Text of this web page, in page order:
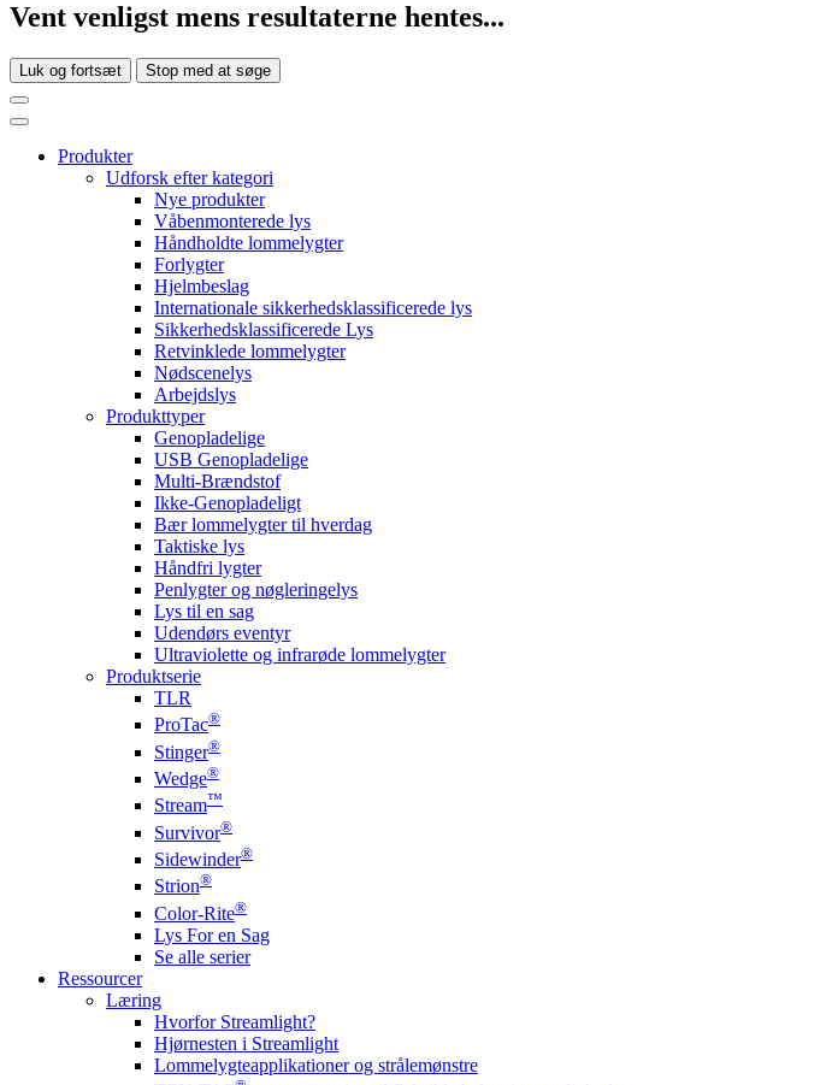
Vent venligst mens resultaterne hentes...
Luk og fortsæt Stop med at søge
Produkter
Udforsk efter kategori
Nye produkter
Våbenmonterede lys
Håndholdte lommelygter
Forlygter
Hjelmbeslag
Internationale sikkerhedsklassificerede lys
Sikkerhedsklassificerede Lys
Retvinklede lommelygter
Nødscenelys
Arbejdslys
Produkttyper
Genopladelige
USB Genopladelige
Multi-Brændstof
Ikke-Genopladeligt
Bær lommelygter til hverdag
Taktiske lys
Håndfri lygter
Penlygter og nøgleringelys
Lys til en sag
Udendørs eventyr
Ultraviolette og infrarøde lommelygter
Produktserie
TLR
ProTac®
Stinger®
Wedge®
Stream™
Survivor®
Sidewinder®
Strion®
Color-Rite®
Lys For en Sag
Se alle serier
Ressourcer
Læring
Hvorfor Streamlight?
Hjørnesten i Streamlight
Lommelygteapplikationer og strålemønstre